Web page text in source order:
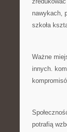
nawykach,
szkoła
Ważne
innych.
potrafią